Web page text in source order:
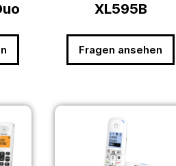
XL595B
Fragen ansehen